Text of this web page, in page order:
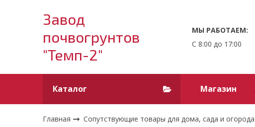
Завод
почвогрунтов
"Темп-2"
МЫ РАБОТАЕМ:
С 8:00 до 17:00
Каталог Магазин
Главная Сопутствующие товары для дома, сада и огорода